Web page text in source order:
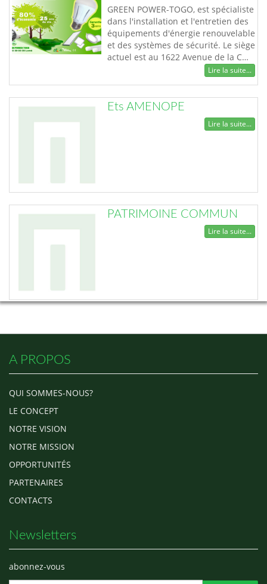
GREEN POWER-TOGO, est spécialiste
dans l'installation et l'entretien des
équipements d'énergie renouvelable
et des systèmes de sécurité. Le siège
actuel est au 1622 Avenue de la C…
Lire la suite...
Ets AMENOPE
Lire la suite...
PATRIMOINE COMMUN
Lire la suite...
A PROPOS
QUI SOMMES-NOUS?
LE CONCEPT
NOTRE VISION
NOTRE MISSION
OPPORTUNITÉS
PARTENAIRES
CONTACTS
Newsletters
abonnez-vous